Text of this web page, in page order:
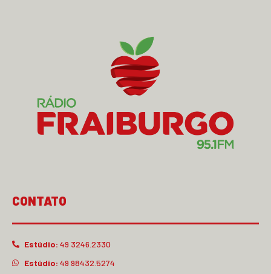
CONTATO
Estúdio: 49 3246.2330
Estúdio: 49 98432.5274